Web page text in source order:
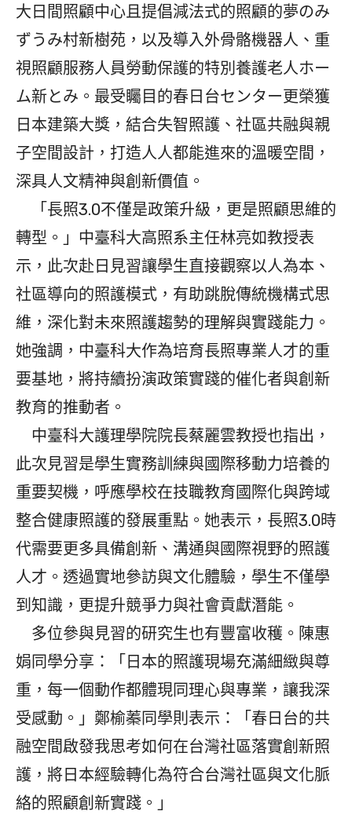
大日間照顧中心且提倡減法式的照顧的夢のみ
ずうみ村新樹苑，以及導入外骨骼機器人、重
視照顧服務人員勞動保護的特別養護老人ホー
ム新とみ。最受矚目的春日台センター更榮獲
日本建築大獎，結合失智照護、社區共融與親
子空間設計，打造人人都能進來的溫暖空間，
深具人文精神與創新價值。
「長照3.0不僅是政策升級，更是照顧思維的
轉型。」中臺科大高照系主任林亮如教授表
示，此次赴日見習讓學生直接觀察以人為本、
社區導向的照護模式，有助跳脫傳統機構式思
維，深化對未來照護趨勢的理解與實踐能力。
她強調，中臺科大作為培育長照專業人才的重
要基地，將持續扮演政策實踐的催化者與創新
教育的推動者。
中臺科大護理學院院長蔡麗雲教授也指出，
此次見習是學生實務訓練與國際移動力培養的
重要契機，呼應學校在技職教育國際化與跨域
整合健康照護的發展重點。她表示，長照3.0時
代需要更多具備創新、溝通與國際視野的照護
人才。透過實地參訪與文化體驗，學生不僅學
到知識，更提升競爭力與社會貢獻潛能。
多位參與見習的研究生也有豐富收穫。陳惠
娟同學分享：「日本的照護現場充滿細緻與尊
重，每一個動作都體現同理心與專業，讓我深
受感動。」鄭榆蓁同學則表示：「春日台的共
融空間啟發我思考如何在台灣社區落實創新照
護，將日本經驗轉化為符合台灣社區與文化脈
絡的照顧創新實踐。」